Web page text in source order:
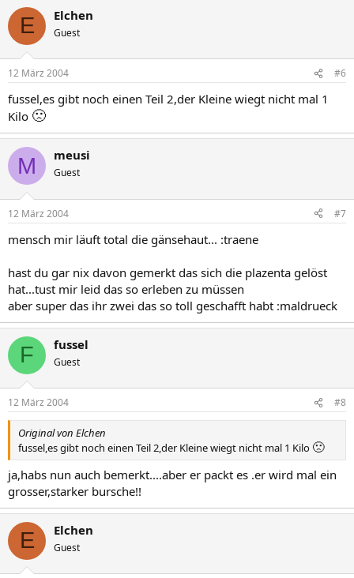
E Elchen
Guest
12 März 2004 #6
fussel,es gibt noch einen Teil 2,der Kleine wiegt nicht mal 1
Kilo 🙁
M meusi
Guest
12 März 2004 #7
mensch mir läuft total die gänsehaut... :traene
hast du gar nix davon gemerkt das sich die plazenta gelöst
hat...tust mir leid das so erleben zu müssen
aber super das ihr zwei das so toll geschafft habt :maldrueck
F fussel
Guest
12 März 2004 #8
Original von Elchen
fussel,es gibt noch einen Teil 2,der Kleine wiegt nicht mal 1 Kilo 🙁
ja,habs nun auch bemerkt....aber er packt es .er wird mal ein
grosser,starker bursche!!
E Elchen
Guest